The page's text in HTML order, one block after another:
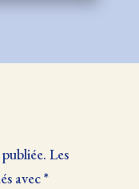
Les
avec*